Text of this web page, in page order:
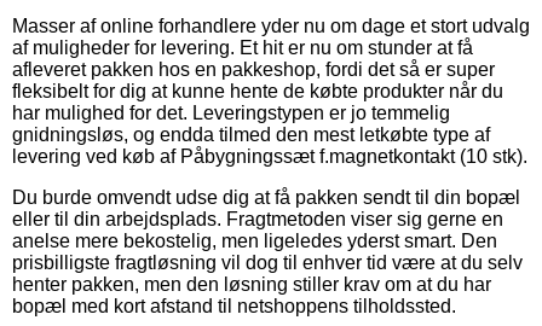
Masser af online forhandlere yder nu om dage et stort udvalg
af muligheder for levering. Et hit er nu om stunder at få
afleveret pakken hos en pakkeshop, fordi det så er super
fleksibelt for dig at kunne hente de købte produkter når du
har mulighed for det. Leveringstypen er jo temmelig
gnidningsløs, og endda tilmed den mest letkøbte type af
levering ved køb af Påbygningssæt f.magnetkontakt (10 stk).
Du burde omvendt udse dig at få pakken sendt til din bopæl
eller til din arbejdsplads. Fragtmetoden viser sig gerne en
anelse mere bekostelig, men ligeledes yderst smart. Den
prisbilligste fragtløsning vil dog til enhver tid være at du selv
henter pakken, men den løsning stiller krav om at du har
bopæl med kort afstand til netshoppens tilholdssted.